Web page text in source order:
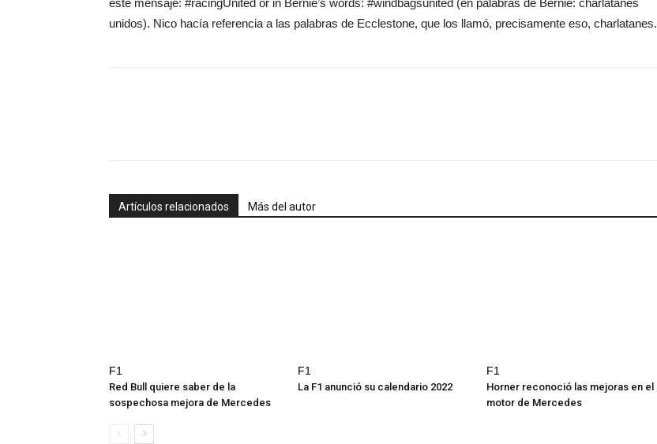
éste mensaje: #racingUnited or in Bernie’s words: #windbagsunited (en palabras de Bernie: charlatanes
unidos). Nico hacía referencia a las palabras de Ecclestone, que los llamó, precisamente eso, charlatanes.
Artículos relacionados Más del autor
F1
Red Bull quiere saber de la
sospechosa mejora de Mercedes
F1
La F1 anunció su calendario 2022
F1
Horner reconoció las mejoras en el
motor de Mercedes